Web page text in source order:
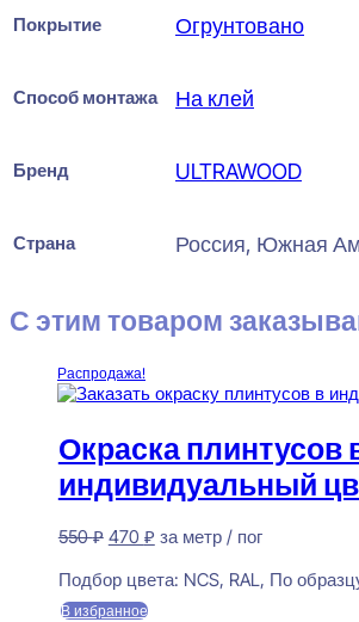
Покрытие Огрунтовано
Способ монтажа На клей
Бренд ULTRAWOOD
Страна Россия, Южная
С этим товаром
Распродажа!
Окраска плинтусов
индивидуальный
550₽ Первоначальная
составляла
550 ₽.
470 ₽Текущая
470 ₽.
за метр / пог
Подбор цвета: NCS, RAL, По
В избранное